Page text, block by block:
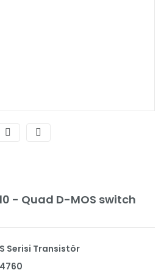
- Quad D-MOS switch
Serisi Transistör